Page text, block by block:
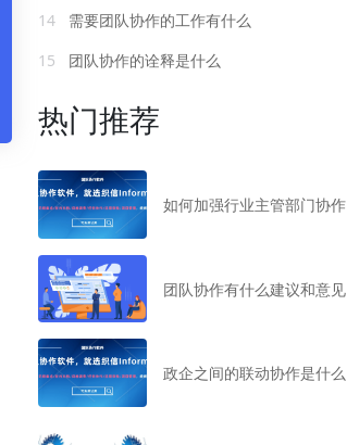
14
需要团队协作的工作有什么
15
团队协作的诠释是什么
热门推荐
如何加强行业主管部门协作
团队协作有什么建议和意见
政企之间的联动协作是什么